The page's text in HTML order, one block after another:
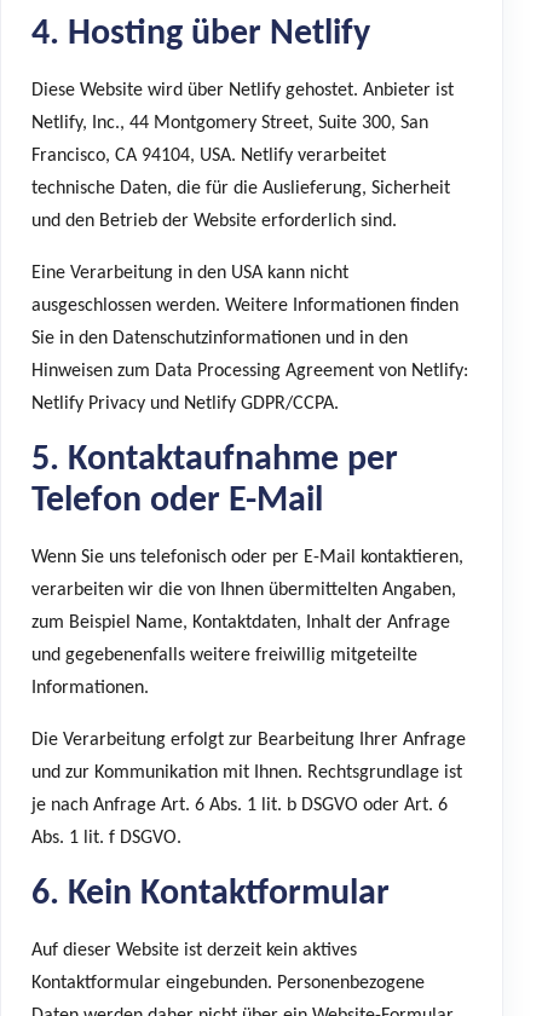
4. Hosting über Netlify
Diese Website wird über Netlify gehostet. Anbieter ist
Netlify, Inc., 44 Montgomery Street, Suite 300, San
Francisco, CA 94104, USA. Netlify verarbeitet
technische Daten, die für die Auslieferung, Sicherheit
und den Betrieb der Website erforderlich sind.
Eine Verarbeitung in den USA kann nicht
ausgeschlossen werden. Weitere Informationen finden
Sie in den Datenschutzinformationen und in den
Hinweisen zum Data Processing Agreement von Netlify:
Netlify Privacyund Netlify GDPR/CCPA.
5. Kontaktaufnahme per
Telefon oder E-Mail
Wenn Sie uns telefonisch oder per E-Mail kontaktieren,
verarbeiten wir die von Ihnen übermittelten Angaben,
zum Beispiel Name, Kontaktdaten, Inhalt der Anfrage
und gegebenenfalls weitere freiwillig mitgeteilte
Informationen.
Die Verarbeitung erfolgt zur Bearbeitung Ihrer Anfrage
und zur Kommunikation mit Ihnen. Rechtsgrundlage ist
je nach Anfrage Art. 6 Abs. 1 lit. b DSGVO oder Art. 6
Abs. 1 lit. f DSGVO.
6. Kein Kontaktformular
Auf dieser Website ist derzeit kein aktives
Kontaktformular eingebunden. Personenbezogene